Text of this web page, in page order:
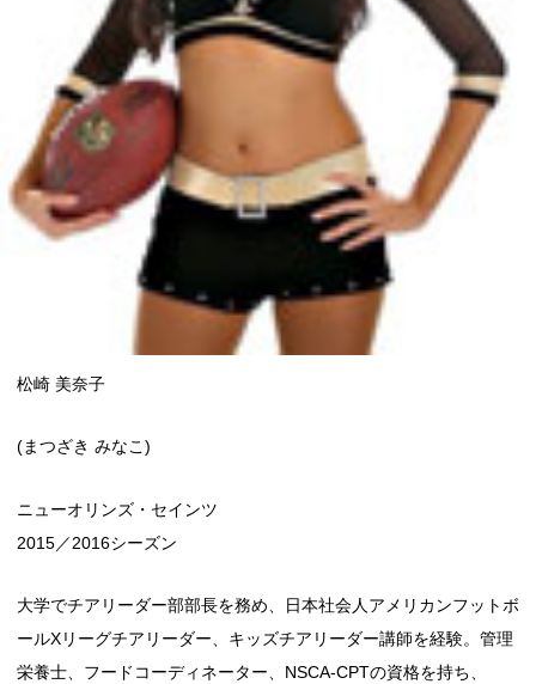
松崎 美奈子
(まつざき みなこ)
ニューオリンズ・セインツ
2015／2016シーズン
大学でチアリーダー部部長を務め、日本社会人アメリカンフットボ
ールXリーグチアリーダー、キッズチアリーダー講師を経験。管理
栄養士、フードコーディネーター、NSCA-CPTの資格を持ち、